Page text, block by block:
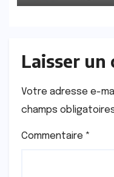
Laisser un
Votre adresse e-
champs
Commentaire *